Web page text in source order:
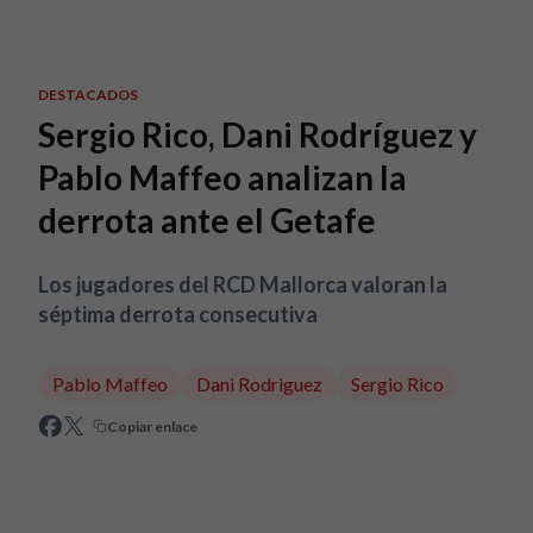
DESTACADOS
Sergio Rico, Dani Rodríguez y
Pablo Maffeo analizan la
derrota ante el Getafe
Los jugadores del RCD Mallorca valoran la
séptima derrota consecutiva
Pablo Maffeo Dani Rodriguez Sergio Rico
Copiar enlace